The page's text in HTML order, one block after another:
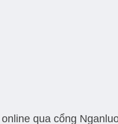
qua cổng